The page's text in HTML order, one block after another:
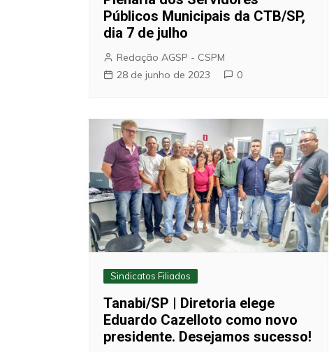
Públicos Municipais da CTB/SP,
dia 7 de julho
Redação AGSP - CSPM
28 de junho de 2023
0
Sindicatos Filiados
Tanabi/SP | Diretoria elege
Eduardo Cazelloto como novo
presidente. Desejamos sucesso!